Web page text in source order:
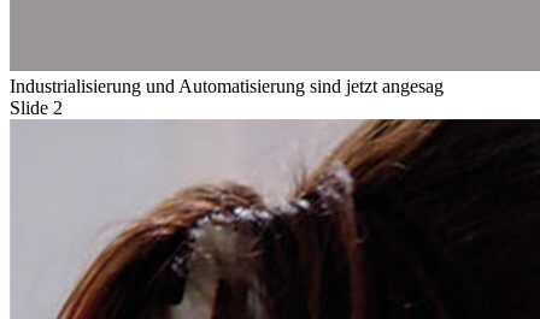
Industrialisierung und Automatisierung sind jetzt angesag
Slide 2